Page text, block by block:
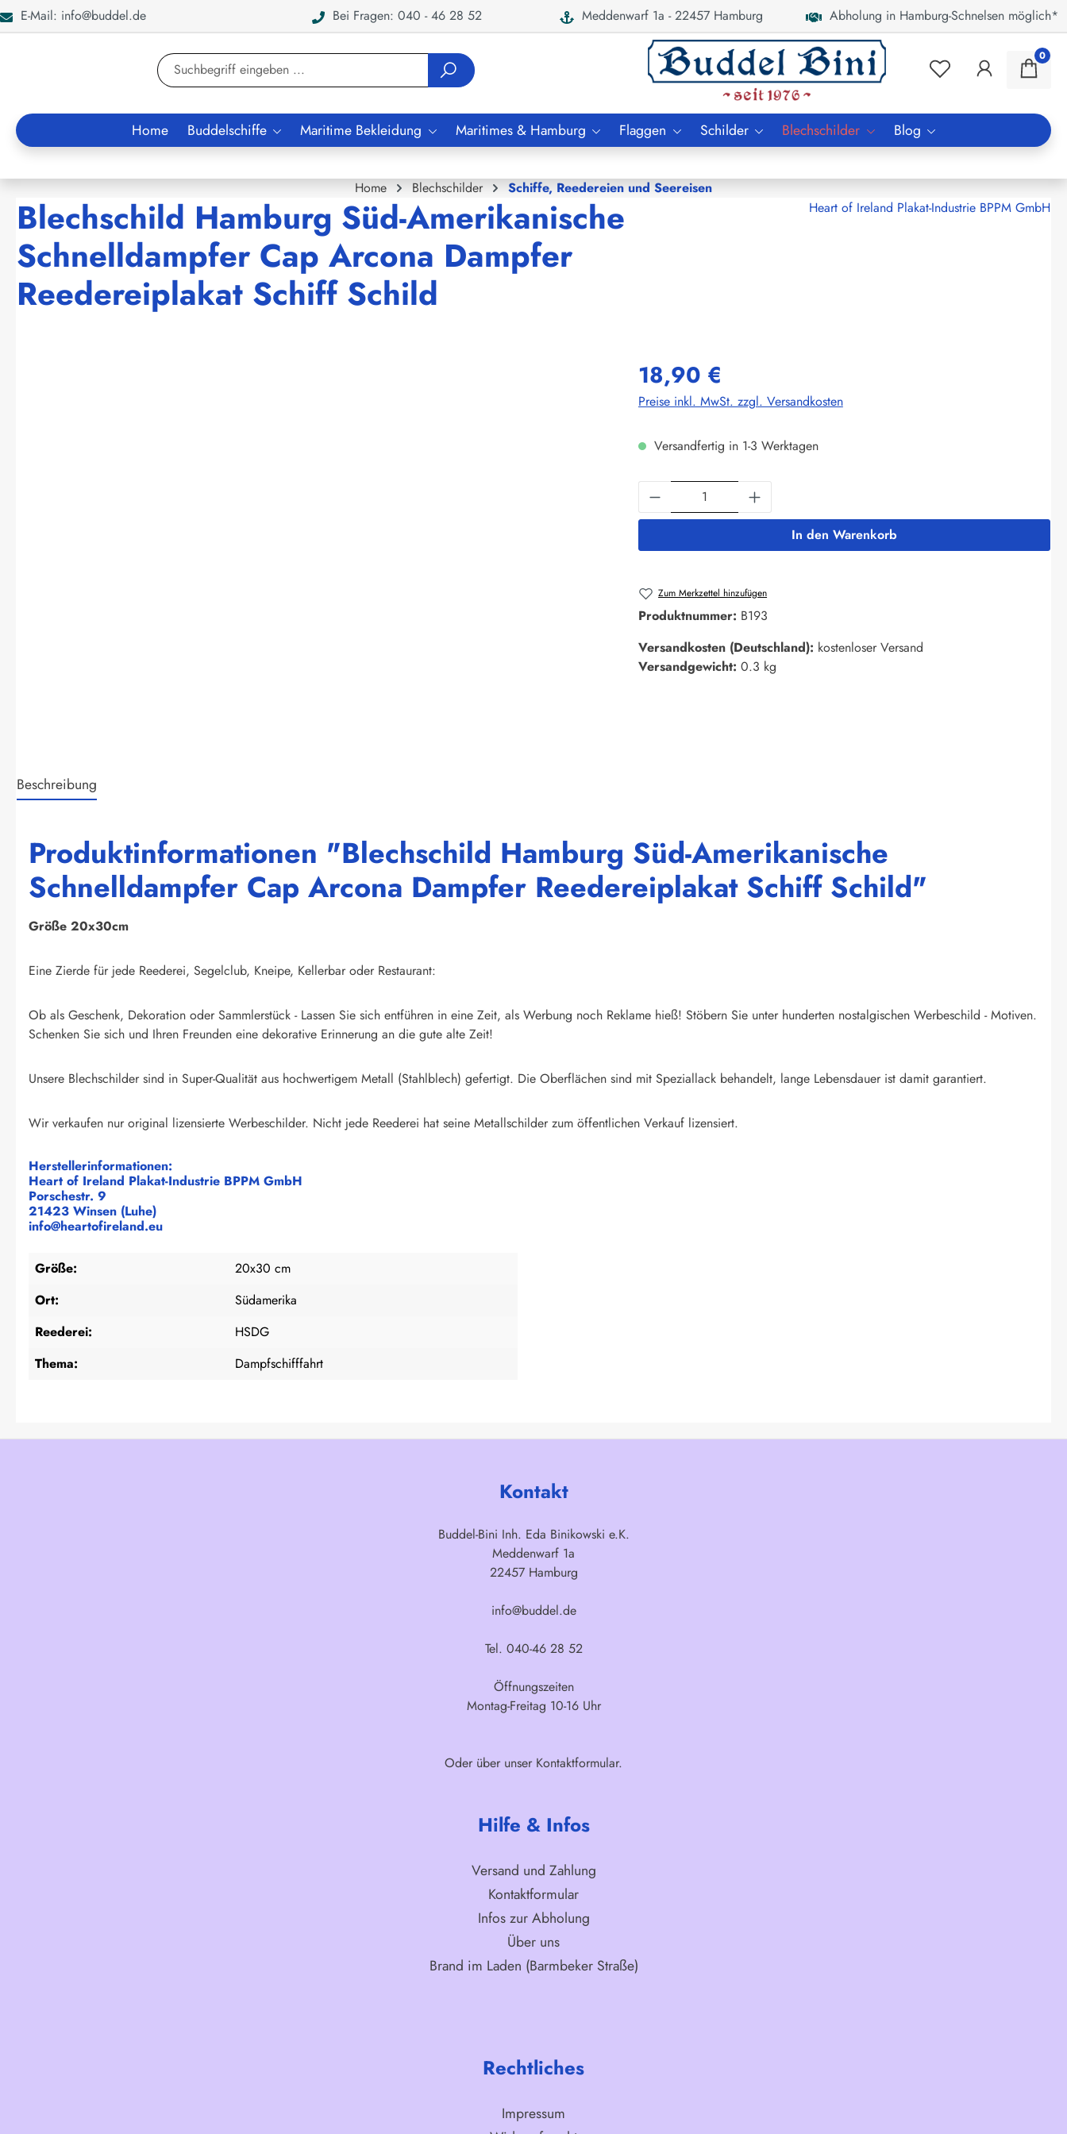
Zur Suche springen
E-Mail: info@buddel.de Bei Fragen: 040 - 46 28 52 Meddenwarf 1a - 22457 Hamburg Abholung in Hamburg-Schnelsen möglich*
0
Home Buddelschiffe Maritime Bekleidung Maritimes & Hamburg Flaggen Schilder Blechschilder Blog
Home Blechschilder Schiffe, Reedereien und Seereisen
Blechschild Hamburg Süd-Amerikanische
Schnelldampfer Cap Arcona Dampfer
Reedereiplakat Schiff Schild
Heart of Ireland Plakat-Industrie BPPM GmbH
18,90 €
Preise inkl. MwSt. zzgl. Versandkosten
Versandfertig in 1-3 Werktagen
Produkt Anzahl: Gib den gewünschten Wert ein
In den Warenkorb
Zum Merkzettel hinzufügen
Produktnummer: B193
Versandkosten (Deutschland): kostenloser Versand
Versandgewicht: 0.3 kg
Beschreibung
Produktinformationen "Blechschild Hamburg Süd-Amerikanische
Schnelldampfer Cap Arcona Dampfer Reedereiplakat Schiff Schild"
Größe 20x30cm
Eine Zierde für jede Reederei, Segelclub, Kneipe, Kellerbar oder Restaurant:
Ob als Geschenk, Dekoration oder Sammlerstück - Lassen Sie sich entführen in eine Zeit, als Werbung noch Reklame hieß! Stöbern Sie unter hunderten nostalgischen Werbeschild - Motiven.
Schenken Sie sich und Ihren Freunden eine dekorative Erinnerung an die gute alte Zeit!
Unsere Blechschilder sind in Super-Qualität aus hochwertigem Metall (Stahlblech) gefertigt. Die Oberflächen sind mit Speziallack behandelt, lange Lebensdauer ist damit garantiert.
Wir verkaufen nur original lizensierte Werbeschilder. Nicht jede Reederei hat seine Metallschilder zum öffentlichen Verkauf lizensiert.
Herstellerinformationen:
Heart of Ireland Plakat-Industrie BPPM GmbH
Porschestr. 9
21423 Winsen (Luhe)
info@heartofireland.eu
Größe:
20x30 cm
Ort:
Südamerika
Reederei:
HSDG
Thema:
Dampfschifffahrt
Kontakt
Buddel-Bini Inh. Eda Binikowski e.K.
Meddenwarf 1a
22457 Hamburg
info@buddel.de
Tel. 040-46 28 52
Öffnungszeiten
Montag-Freitag 10-16 Uhr
Oder über unser Kontaktformular.
Hilfe & Infos
Versand und Zahlung
Kontaktformular
Infos zur Abholung
Über uns
Brand im Laden (Barmbeker Straße)
Rechtliches
Impressum